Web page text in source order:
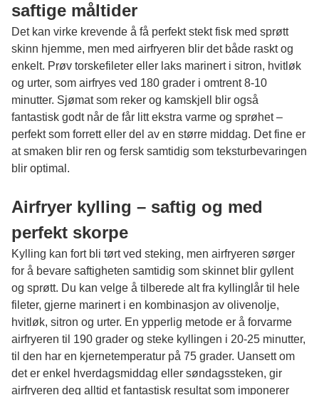
saftige måltider
Det kan virke krevende å få perfekt stekt fisk med sprøtt
skinn hjemme, men med airfryeren blir det både raskt og
enkelt. Prøv torskefileter eller laks marinert i sitron, hvitløk
og urter, som airfryes ved 180 grader i omtrent 8-10
minutter. Sjømat som reker og kamskjell blir også
fantastisk godt når de får litt ekstra varme og sprøhet –
perfekt som forrett eller del av en større middag. Det fine er
at smaken blir ren og fersk samtidig som teksturbevaringen
blir optimal.
Airfryer kylling – saftig og med
perfekt skorpe
Kylling kan fort bli tørt ved steking, men airfryeren sørger
for å bevare saftigheten samtidig som skinnet blir gyllent
og sprøtt. Du kan velge å tilberede alt fra kyllinglår til hele
fileter, gjerne marinert i en kombinasjon av olivenolje,
hvitløk, sitron og urter. En ypperlig metode er å forvarme
airfryeren til 190 grader og steke kyllingen i 20-25 minutter,
til den har en kjernetemperatur på 75 grader. Uansett om
det er enkel hverdagsmiddag eller søndagssteken, gir
airfryeren deg alltid et fantastisk resultat som imponerer